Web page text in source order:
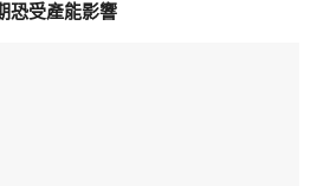
恐受產能影響